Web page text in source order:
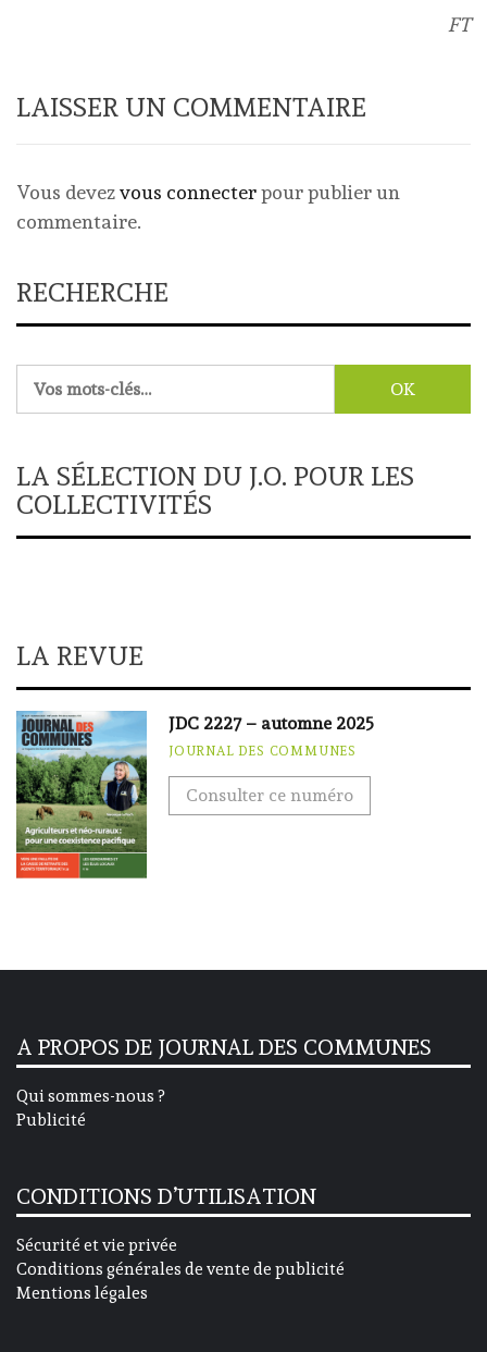
FT
LAISSER UN COMMENTAIRE
Vous devezvous connecterpour publier un
commentaire.
RECHERCHE
LA SÉLECTION DU J.O. POUR LES
COLLECTIVITÉS
LA REVUE
JDC 2227 – automne 2025
JOURNAL DES COMMUNES
Consulter ce numéro
A PROPOS DE JOURNAL DES COMMUNES
Qui sommes-nous ?
Publicité
CONDITIONS D’UTILISATION
Sécurité et vie privée
Conditions générales de vente de publicité
Mentions légales